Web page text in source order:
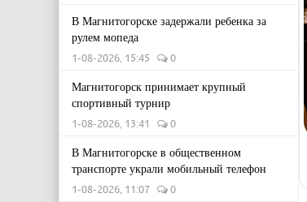
В Магнитогорске задержали ребенка за
рулем мопеда
1-08-2026, 15:45 0
Магнитогорск принимает крупный
спортивный турнир
1-08-2026, 13:41 0
В Магнитогорске в общественном
транспорте украли мобильный телефон
1-08-2026, 11:07 0